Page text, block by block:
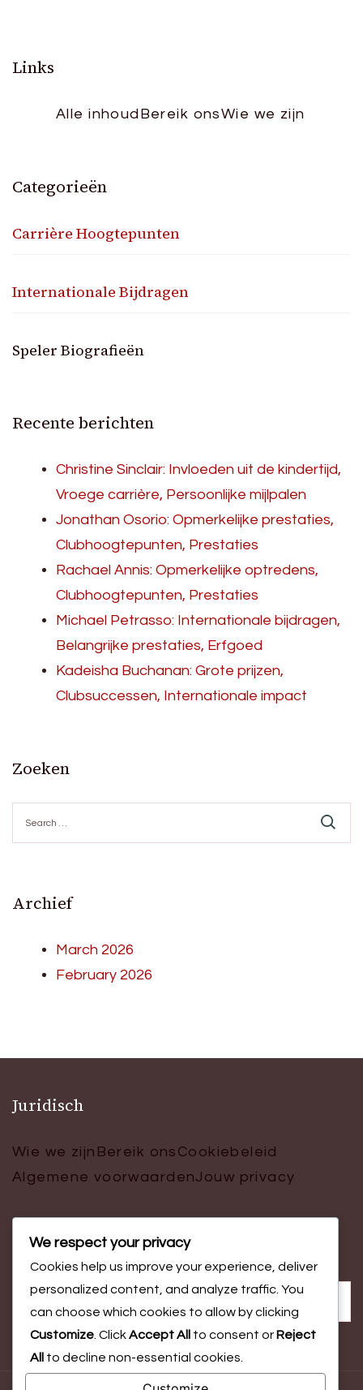
Links
Alle inhoud Bereik onsWie we zijn
Categorieën
Carrière Hoogtepunten
Internationale Bijdragen
Speler Biografieën
Recente berichten
Christine Sinclair: Invloeden uit de kindertijd,
Vroege carrière, Persoonlijke mijlpalen
Jonathan Osorio: Opmerkelijke prestaties,
Clubhoogtepunten, Prestaties
Rachael Annis: Opmerkelijke optredens,
Clubhoogtepunten, Prestaties
Michael Petrasso: Internationale bijdragen,
Belangrijke prestaties, Erfgoed
Kadeisha Buchanan: Grote prijzen,
Clubsuccessen, Internationale impact
Zoeken
for:
Archief
March 2026
February 2026
Juridisch
Wie we zijn Bereik ons Cookiebeleid
Algemene voorwaardenJouw privacy
Zoeken
Search
We respect your privacy
Cookies help us improve your experience, deliver
personalized content, and analyze traffic. You
can choose which cookies to allow by clicking
Customize . ClickAccept All to consent or Reject
All
to decline non-essential cookies.